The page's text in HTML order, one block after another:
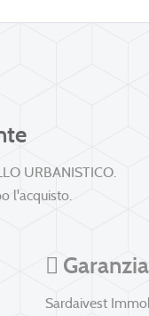
URBANISTICO.
l'acquisto.
Garanzia
Sardaivest